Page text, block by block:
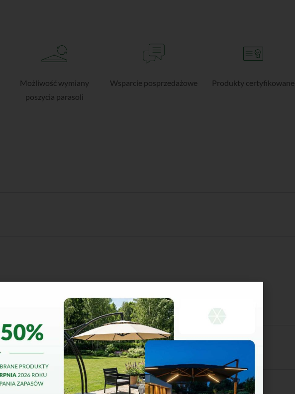
Możliwość wymiany
poszycia parasoli
Wsparcie posprzedażowe Produkty certyfikowane